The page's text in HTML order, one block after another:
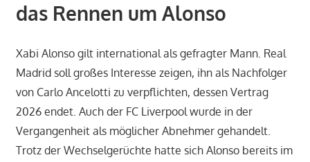
das Rennen um Alonso
Xabi Alonso gilt international als gefragter Mann. Real
Madrid soll großes Interesse zeigen, ihn als Nachfolger
von Carlo Ancelotti zu verpflichten, dessen Vertrag
2026 endet. Auch der FC Liverpool wurde in der
Vergangenheit als möglicher Abnehmer gehandelt.
Trotz der Wechselgerüchte hatte sich Alonso bereits im